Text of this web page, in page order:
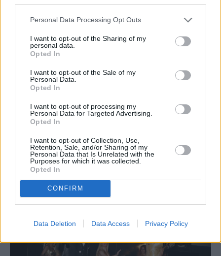
Personal Data Processing Opt Outs
I want to opt-out of the Sharing of my
personal data.
Opted In
I want to opt-out of the Sale of my
Personal Data.
Opted In
I want to opt-out of processing my
Personal Data for Targeted Advertising.
Opted In
I want to opt-out of Collection, Use,
Retention, Sale, and/or Sharing of my
Personal Data that Is Unrelated with the
Purposes for which it was collected.
Opted In
CONFIRM
Data Deletion Data Access Privacy Policy